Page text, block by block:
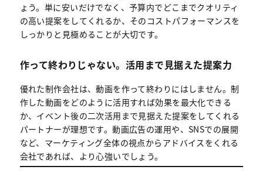
ょう。単に安いだけでなく、予算内でどこまでクオリティ
の高い提案をしてくれるか、そのコストパフォーマンスを
しっかりと見極めることが大切です。
作って終わりじゃない。活用まで見据えた提案力
優れた制作会社は、動画を作って終わりにはしません。制
作した動画をどのように活用すれば効果を最大化できる
か、イベント後の二次活用まで見据えた提案をしてくれる
パートナーが理想です。動画広告の運用や、SNSでの展開
など、マーケティング全体の視点からアドバイスをくれる
会社であれば、より心強いでしょう。